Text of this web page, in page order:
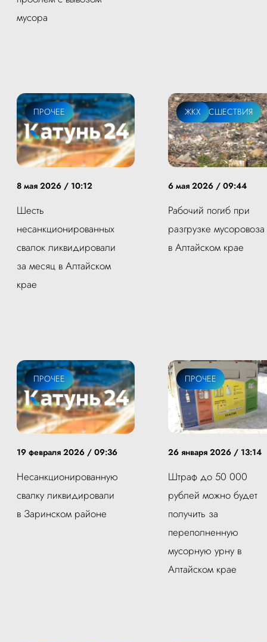
мусора
ПРОЧЕЕ
8 мая 2026 / 10:12
Шесть
несанкционированных
свалок ликвидировали
за месяц в Алтайском
крае
ПРОИСШЕСТВИЯ
ЖКХ
6 мая 2026 / 09:44
Рабочий погиб при
разгрузке мусоровоза
в Алтайском крае
ПРОЧЕЕ
19 февраля 2026 / 09:36
Несанкционированную
свалку ликвидировали
в Заринском районе
ПРОЧЕЕ
26 января 2026 / 13:14
Штраф до 50 000
рублей можно будет
получить за
переполненную
мусорную урну в
Алтайском крае